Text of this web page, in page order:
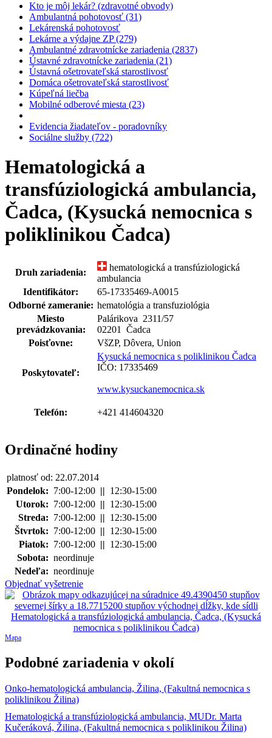
Kto je môj lekár? (zdravotné obvody)
Ambulantná pohotovosť (31)
Lekárenská pohotovosť
Lekárne a výdajne ZP (279)
Ambulantné zdravotnícke zariadenia (2837)
Ústavné zdravotnícke zariadenia (21)
Ústavná ošetrovateľská starostlivosť
Domáca ošetrovateľská starostlivosť
Kúpeľná liečba
Mobilné odberové miesta (23)
Evidencia žiadateľov - poradovníky
Sociálne služby (722)
Hematologická a
transfúziologická ambulancia,
Čadca, (Kysucká nemocnica s
poliklinikou Čadca)
Druh zariadenia:
hematologická a transfúziologická
ambulancia
Identifikátor:
65-17335469-A0015
Odborné zameranie: hematológia a transfuziológia
Miesto
prevádzkovania:
Palárikova 2311/57
02201 Čadca
Poisťovne:
VšZP, Dôvera, Union
Poskytovateľ:
Kysucká nemocnica s poliklinikou Čadca
IČO: 17335469
www.kysuckanemocnica.sk
Telefón: +421 414604320
Ordinačné hodiny
platnosť od: 22.07.2014
Pondelok: 7:00-12:00 || 12:30-15:00
Utorok: 7:00-12:00 || 12:30-15:00
Streda: 7:00-12:00 || 12:30-15:00
Štvrtok: 7:00-12:00 || 12:30-15:00
Piatok: 7:00-12:00 || 12:30-15:00
Sobota: neordinuje
Nedeľa: neordinuje
Objednať vyšetrenie
Mapa
Podobné zariadenia v okolí
Onko-hematologická ambulancia, Žilina, (Fakultná nemocnica s
poliklinikou Žilina)
Hematologická a transfúziologická ambulancia, MUDr. Marta
Kučeráková, Žilina, (Fakultná nemocnica s poliklinikou Žilina)